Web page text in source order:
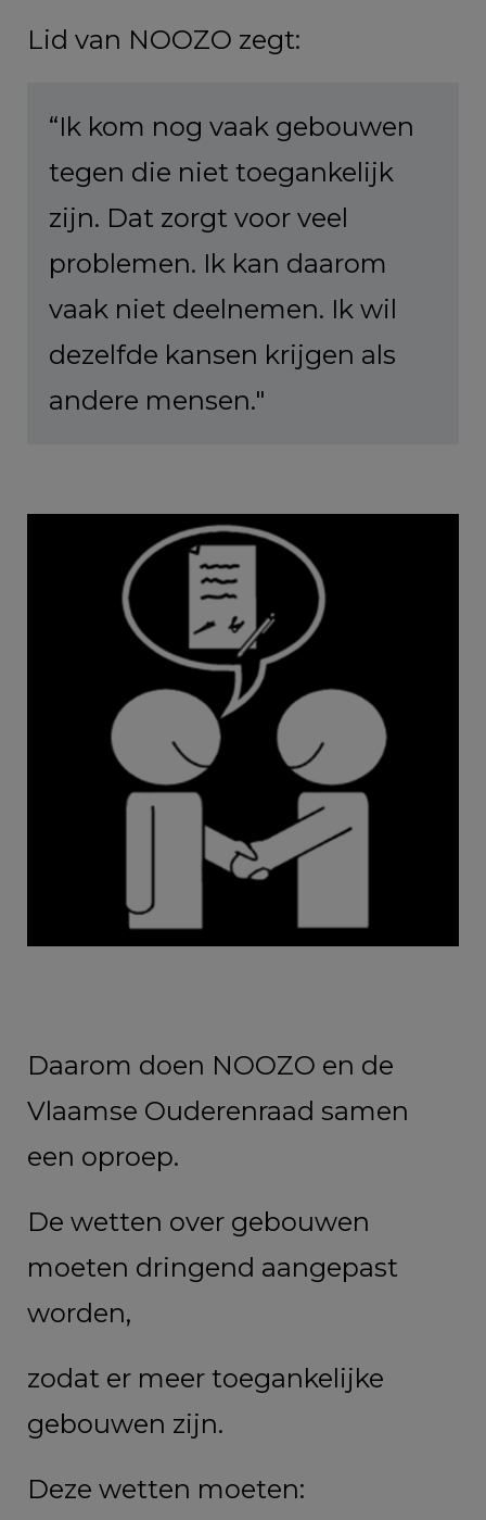
Lid van NOOZO zegt:
“Ik kom nog vaak gebouwen
tegen die niet toegankelijk
zijn. Dat zorgt voor veel
problemen. Ik kan daarom
vaak niet deelnemen. Ik wil
dezelfde kansen krijgen als
andere mensen."
Daarom doen NOOZO en de
Vlaamse Ouderenraad samen
een oproep.
De wetten over gebouwen
moeten dringend aangepast
worden,
zodat er meer toegankelijke
gebouwen zijn.
Deze wetten moeten: